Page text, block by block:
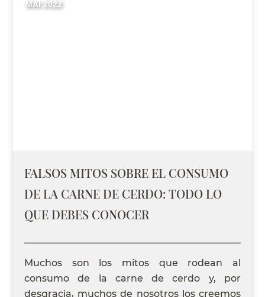
MAI 2022
FALSOS MITOS SOBRE EL CONSUMO
DE LA CARNE DE CERDO: TODO LO
QUE DEBES CONOCER
Muchos son los mitos que rodean al
consumo de la carne de cerdo y, por
desgracia, muchos de nosotros los creemos